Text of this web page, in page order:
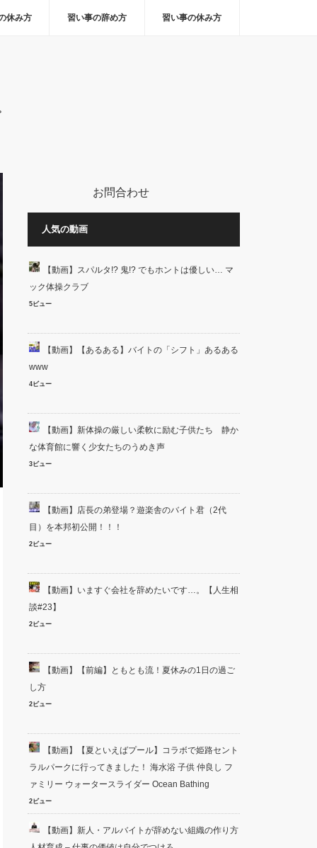
休み方 習い事の辞め方 習い事の休み方
お問合わせ
人気の動画
【動画】スパルタ!? 鬼!? でもホントは優しい… マ
ック体操クラブ
5ビュー
【動画】【あるある】バイトの「シフト」あるある
www
4ビュー
【動画】新体操の厳しい柔軟に励む子供たち 静か
な体育館に響く少女たちのうめき声
3ビュー
【動画】店長の弟登場？遊楽舎のバイト君（2代
目）を本邦初公開！！！
2ビュー
【動画】いますぐ会社を辞めたいです…。【人生相
談#23】
2ビュー
【動画】【前編】ともとも流！夏休みの1日の過ご
し方
2ビュー
【動画】【夏といえばプール】コラボで姫路セント
ラルパークに行ってきました！ 海水浴 子供 仲良し フ
ァミリー ウォータースライダー Ocean Bathing
2ビュー
【動画】新人・アルバイトが辞めない組織の作り方